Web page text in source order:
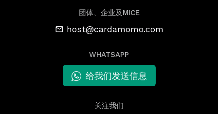
团体、企业及MICE
host@cardamomo.com
WHATSAPP
给我们发送信息
关注我们